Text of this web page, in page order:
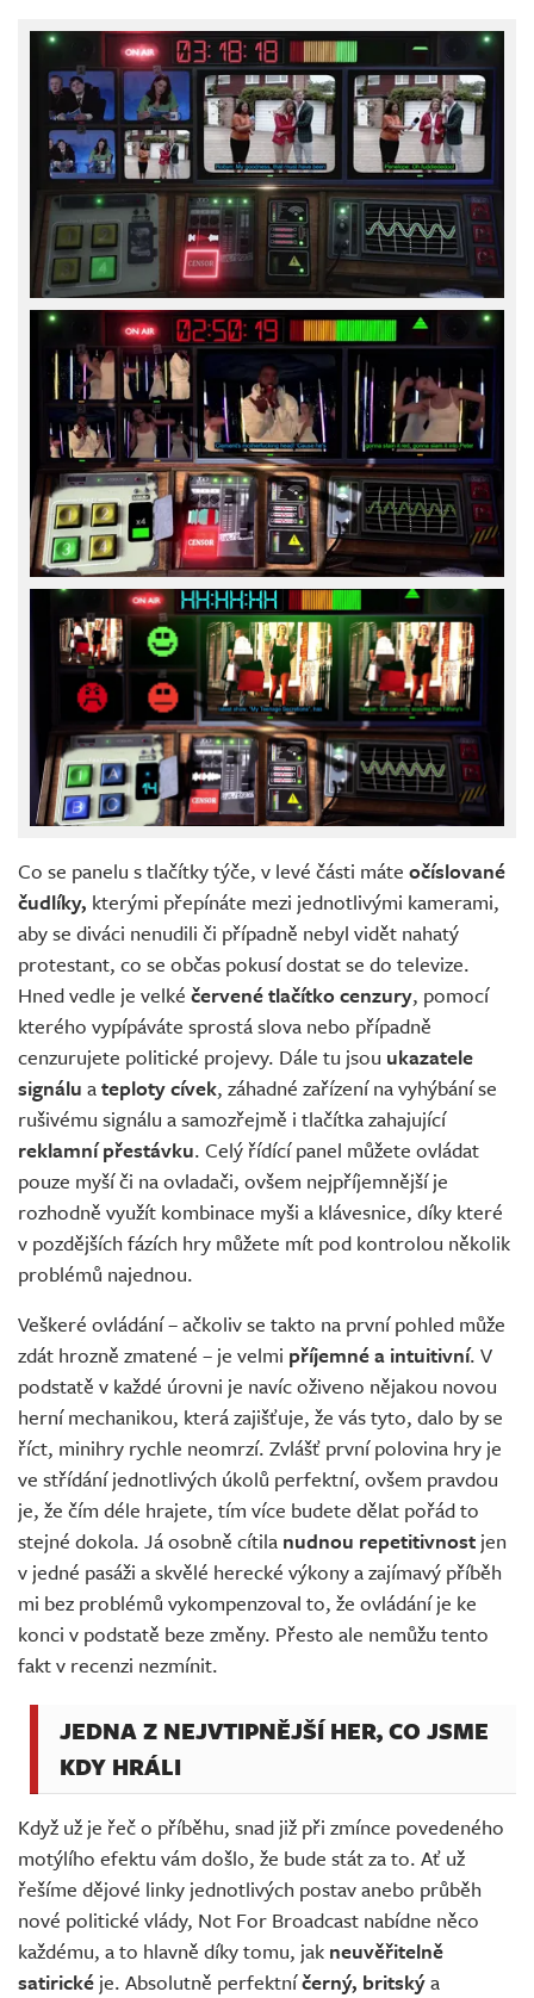
Co se panelu s tlačítky týče, v levé části máte očíslované
čudlíky, kterými přepínáte mezi jednotlivými kamerami,
aby se diváci nenudili či případně nebyl vidět nahatý
protestant, co se občas pokusí dostat se do televize.
Hned vedle je velké červené tlačítko cenzury, pomocí
kterého vypípáváte sprostá slova nebo případně
cenzurujete politické projevy. Dále tu jsou ukazatele
signálu ateploty cívek, záhadné zařízení na vyhýbání se
rušivému signálu a samozřejmě i tlačítka zahajující
reklamní přestávku. Celý řídící panel můžete ovládat
pouze myší či na ovladači, ovšem nejpříjemnější je
rozhodně využít kombinace myši a klávesnice, díky které
v pozdějších fázích hry můžete mít pod kontrolou několik
problémů najednou.
Veškeré ovládání – ačkoliv se takto na první pohled může
zdát hrozně zmatené – je velmi příjemné a intuitivní. V
podstatě v každé úrovni je navíc oživeno nějakou novou
herní mechanikou, která zajišťuje, že vás tyto, dalo by se
říct, minihry rychle neomrzí. Zvlášť první polovina hry je
ve střídání jednotlivých úkolů perfektní, ovšem pravdou
je, že čím déle hrajete, tím více budete dělat pořád to
stejné dokola. Já osobně cítila nudnou repetitivnost jen
v jedné pasáži a skvělé herecké výkony a zajímavý příběh
mi bez problémů vykompenzoval to, že ovládání je ke
konci v podstatě beze změny. Přesto ale nemůžu tento
fakt v recenzi nezmínit.
JEDNA Z NEJVTIPNĚJŠÍ HER, CO JSME
KDY HRÁLI
Když už je řeč o příběhu, snad již při zmínce povedeného
motýlího efektu vám došlo, že bude stát za to. Ať už
řešíme dějové linky jednotlivých postav anebo průběh
nové politické vlády, Not For Broadcast nabídne něco
každému, a to hlavně díky tomu, jak neuvěřitelně
satirické je. Absolutně perfektníčerný, britskýa